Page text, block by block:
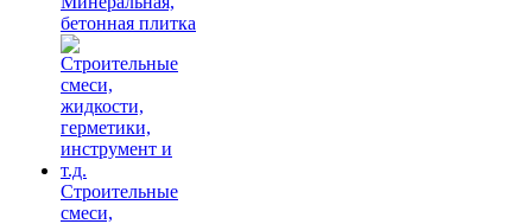
бетонная плитка
Строительные
смеси,